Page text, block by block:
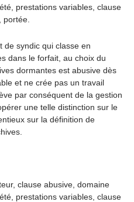
prestations variables, clause
de syndic qui classe en
dans le forfait, au choix du
dormantes est abusive dès
et ne crée pas un travail
par conséquent de la gestion
une telle distinction sur le
sur la définition de
clause abusive, domaine
prestations variables, clause